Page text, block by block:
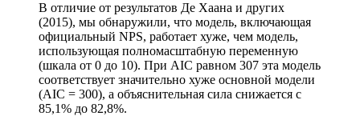
В отличие от результатов Де Хаана и других
(2015), мы обнаружили, что модель, включающая
официальный NPS, работает хуже, чем модель,
использующая полномасштабную переменную
(шкала от 0 до 10). При AIC равном 307 эта модель
соответствует значительно хуже основной модели
(AIC = 300), а объяснительная сила снижается с
85,1% до 82,8%.